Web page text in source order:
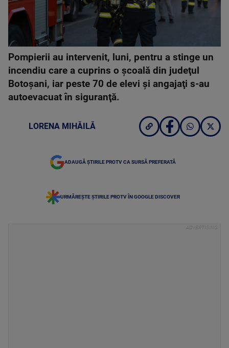
Pompierii au intervenit, luni, pentru a stinge un
incendiu care a cuprins o şcoală din judeţul
Botoşani, iar peste 70 de elevi şi angajaţi s-au
autoevacuat în siguranţă.
LORENA MIHĂILĂ
ADAUGĂ ȘTIRILE PROTV CA SURSĂ PREFERATĂ
URMĂREȘTE ȘTIRILE PROTV ÎN GOOGLE DISCOVER